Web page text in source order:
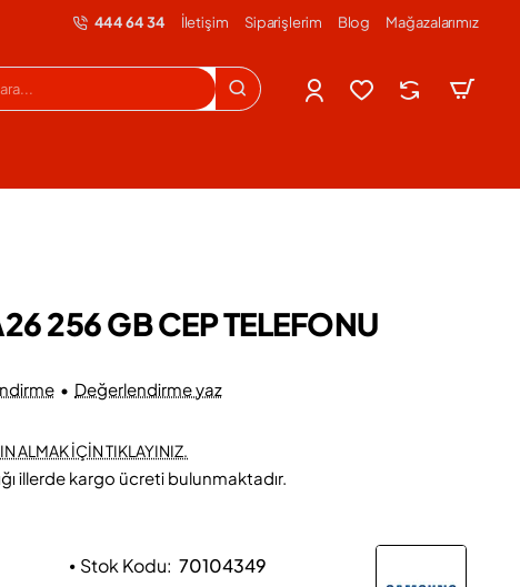
444 64 34 İletişim Siparişlerim Blog Mağazalarımız
256 GB CEP TELEFONU
ALMAK İÇİN TIKLAYINIZ.
illerde kargo ücreti bulunmaktadır.
• Değerlendirme yaz
Stok Kodu: 70104349